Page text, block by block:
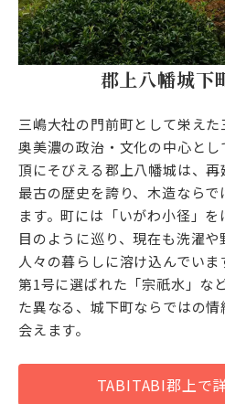
郡上八幡城下
三嶋大社の門前町として栄え
奥美濃の政治・文化の中心と
頂にそびえる郡上八幡城は、
最古の歴史を誇り、木造なら
ます。町には「いがわ小径」
目のように巡り、現在も洗濯
人々の暮らしに溶け込んでいま
第1号に選ばれた「宗祇水」な
た異なる、城下町ならではの
会えます。
TABITABI郡上で